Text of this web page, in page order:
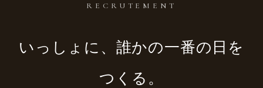
RECRUTEMENT
いっしょに、誰かの一番の日を
つくる。